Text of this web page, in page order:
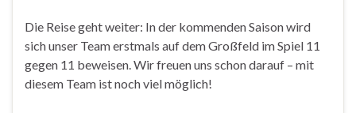
Die Reise geht weiter: In der kommenden Saison wird
sich unser Team erstmals auf dem Großfeld im Spiel 11
gegen 11 beweisen. Wir freuen uns schon darauf – mit
diesem Team ist noch viel möglich!